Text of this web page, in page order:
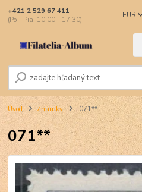
EUR
+421 2 529 67 411
(Po - Pia: 10:00 - 17:30)
Úvod Známky 071**
071**